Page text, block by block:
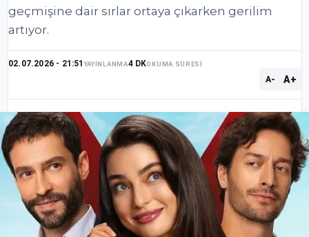
geçmişine dair sırlar ortaya çıkarken gerilim
artıyor.
02.07.2026 - 21:51YAYINLANMA4 DKOKUMA SÜRESİ
A- A+